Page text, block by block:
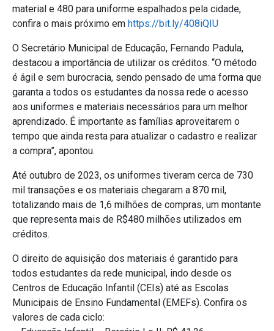
material e 480 para uniforme espalhados pela cidade,
confira o mais próximo em https://bit.ly/408iQIU
O Secretário Municipal de Educação, Fernando Padula,
destacou a importância de utilizar os créditos. “O método
é ágil e sem burocracia, sendo pensado de uma forma que
garanta a todos os estudantes da nossa rede o acesso
aos uniformes e materiais necessários para um melhor
aprendizado. É importante as famílias aproveitarem o
tempo que ainda resta para atualizar o cadastro e realizar
a compra”, apontou.
Até outubro de 2023, os uniformes tiveram cerca de 730
mil transações e os materiais chegaram a 870 mil,
totalizando mais de 1,6 milhões de compras, um montante
que representa mais de R$480 milhões utilizados em
créditos.
O direito de aquisição dos materiais é garantido para
todos estudantes da rede municipal, indo desde os
Centros de Educação Infantil (CEIs) até as Escolas
Municipais de Ensino Fundamental (EMEFs). Confira os
valores de cada ciclo: